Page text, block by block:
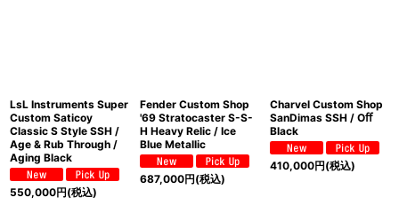
LsL Instruments Super
Custom Saticoy
Classic S Style SSH /
Age & Rub Through /
Aging Black
550,000円(税込)
Fender Custom Shop
'69 Stratocaster S-S-
H Heavy Relic / Ice
Blue Metallic
687,000円(税込)
Charvel Custom Shop
SanDimas SSH / Oﬀ
Black
410,000円(税込)